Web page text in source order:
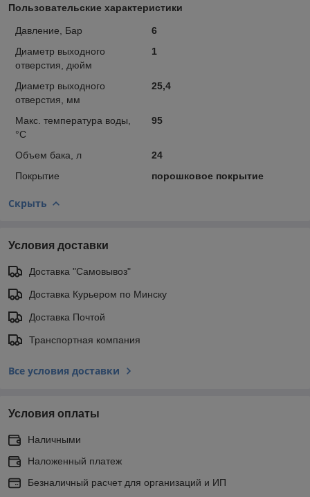
Пользовательские характеристики
Давление, Бар
6
Диаметр выходного
отверстия, дюйм
1
Диаметр выходного
отверстия, мм
25,4
Макс. температура воды,
°С
95
Объем бака, л
24
Покрытие
порошковое покрытие
Скрыть
Условия доставки
Доставка "Самовывоз"
Доставка Курьером по Минску
Доставка Почтой
Транспортная компания
Все условия доставки
Условия оплаты
Наличными
Наложенный платеж
Безналичный расчет для организаций и ИП